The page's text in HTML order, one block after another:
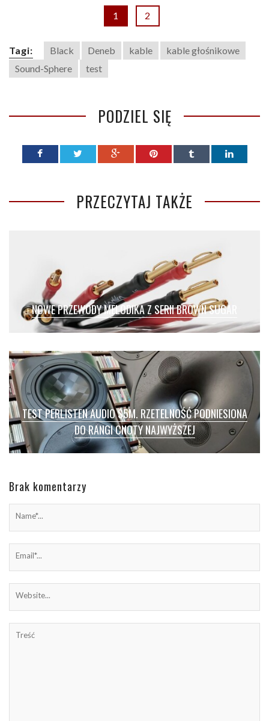
1 2
Tagi: Black Deneb kable
kable głośnikowe
Sound-Sphere
test
PODZIEL SIĘ
PRZECZYTAJ TAKŻE
NOWE PRZEWODY MELODIKA Z SERII BROWN SUGAR
TEST PERLISTEN AUDIO S5M. RZETELNOŚĆ PODNIESIONA
DO RANGI CNOTY NAJWYŻSZEJ
Brak komentarzy